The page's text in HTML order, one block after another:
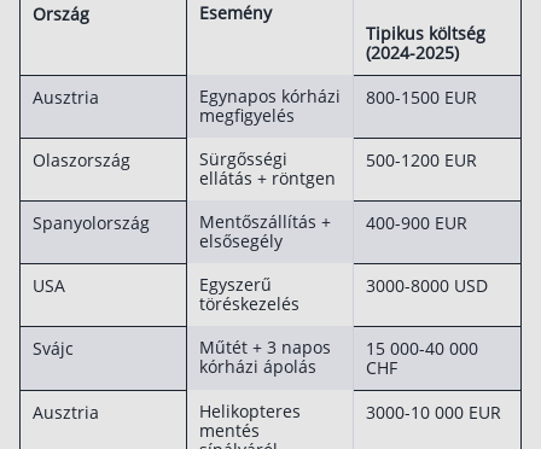
Ország
Esemény
Tipikus költség
(2024-2025)
Ausztria
Egynapos kórházi
megfigyelés
800-1500 EUR
Olaszország
Sürgősségi
ellátás + röntgen
500-1200 EUR
Spanyolország
Mentőszállítás +
elsősegély
400-900 EUR
USA
Egyszerű
töréskezelés
3000-8000 USD
Svájc
Műtét + 3 napos
kórházi ápolás
15 000-40 000
CHF
Ausztria
Helikopteres
mentés
3000-10 000 EUR